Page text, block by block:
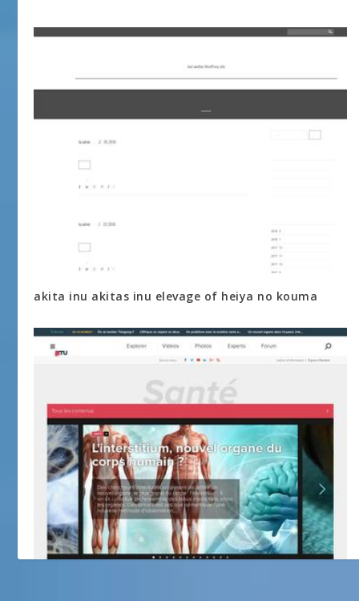
akita inu akitas inu elevage of heiya no kouma